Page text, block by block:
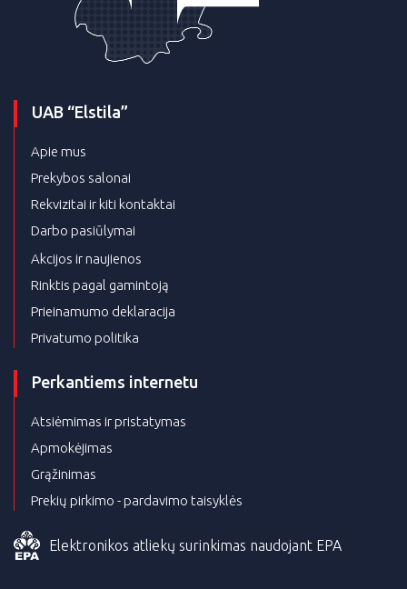
UAB “Elstila”
Apie mus
Prekybos salonai
Rekvizitai ir kiti kontaktai
Darbo pasiūlymai
Akcijos ir naujienos
Rinktis pagal gamintoją
Prieinamumo deklaracija
Privatumo politika
Perkantiems internetu
Atsiėmimas ir pristatymas
Apmokėjimas
Grąžinimas
Prekių pirkimo - pardavimo taisyklės
Elektronikos atliekų surinkimas naudojant EPA